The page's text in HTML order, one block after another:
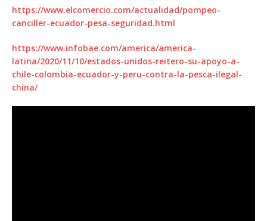
https://www.elcomercio.com/actualidad/pompeo-
canciller-ecuador-pesa-seguridad.html
https://www.infobae.com/america/america-
latina/2020/11/10/estados-unidos-reitero-su-apoyo-a-
chile-colombia-ecuador-y-peru-contra-la-pesca-ilegal-
china/